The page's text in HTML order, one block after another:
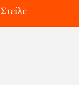
Στείλε